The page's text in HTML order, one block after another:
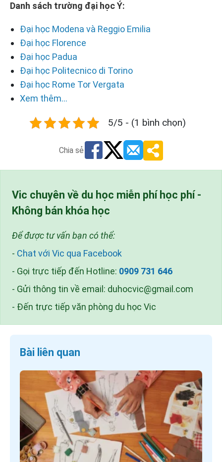
Danh sách trường đại học Ý:
Đại học Modena và Reggio Emilia
Đại học Florence
Đại học Padua
Đại học Politecnico di Torino
Đại học Rome Tor Vergata
Xem thêm...
5/5 - (1 bình chọn)
Chia sẻ
Vic chuyên về du học miễn phí học phí -
Không bán khóa học
Để được tư vấn bạn có thể:
- Chat với Vic qua Facebook
- Gọi trực tiếp đến Hotline: 0909 731 646
- Gửi thông tin về email: duhocvic@gmail.com
- Đến trực tiếp văn phòng du học Vic
Bài liên quan